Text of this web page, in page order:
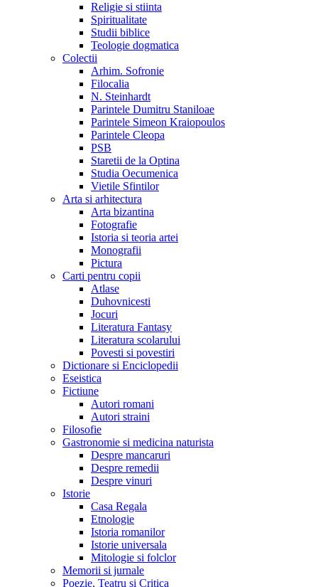
Religie si stiinta
Spiritualitate
Studii biblice
Teologie dogmatica
Colectii
Arhim. Sofronie
Filocalia
N. Steinhardt
Parintele Dumitru Staniloae
Parintele Simeon Kraiopoulos
Parintele Cleopa
PSB
Staretii de la Optina
Studia Oecumenica
Vietile Sfintilor
Arta si arhitectura
Arta bizantina
Fotografie
Istoria si teoria artei
Monografii
Pictura
Carti pentru copii
Atlase
Duhovnicesti
Jocuri
Literatura Fantasy
Literatura scolarului
Povesti si povestiri
Dictionare si Enciclopedii
Eseistica
Fictiune
Autori romani
Autori straini
Filosofie
Gastronomie si medicina naturista
Despre mancaruri
Despre remedii
Despre vinuri
Istorie
Casa Regala
Etnologie
Istoria romanilor
Istorie universala
Mitologie si folclor
Memorii si jurnale
Poezie, Teatru si Critica